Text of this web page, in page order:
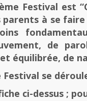
Festival est
à se
de
équilibrée, de
Festival se
ci-dessus ;